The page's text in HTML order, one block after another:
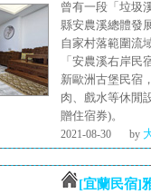
曾有一段「垃圾
縣安農溪總體發
自家村落範圍流
「安農溪右岸
新歐洲古堡民宿
肉、戲水等休閒
贈住宿券)。
2021-08-30
by
[宜蘭民宿]